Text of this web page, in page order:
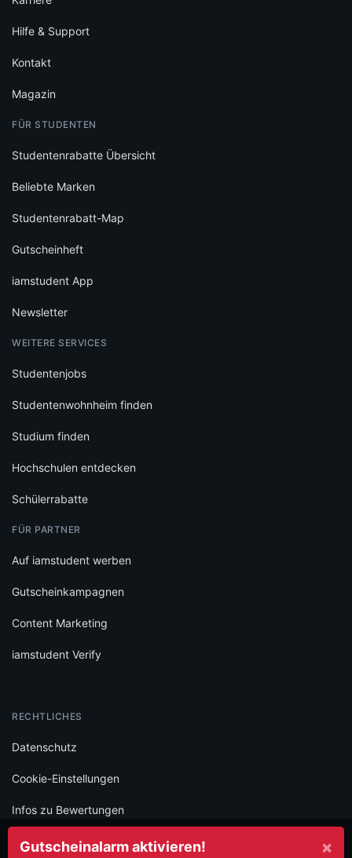
×
Gutscheinalarm aktivieren!
Hilfe & Support
Kontakt
Magazin
FÜR STUDENTEN
Studentenrabatte Übersicht
Beliebte Marken
Studentenrabatt-Map
Gutscheinheft
iamstudent App
Newsletter
WEITERE SERVICES
Studentenjobs
Studentenwohnheim finden
Studium finden
Hochschulen entdecken
Schülerrabatte
FÜR PARTNER
Auf iamstudent werben
Gutscheinkampagnen
Content Marketing
iamstudent Verify
RECHTLICHES
Datenschutz
Cookie-Einstellungen
Infos zu Bewertungen
AGB